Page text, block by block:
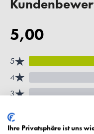
Ihre Privatsphäre ist uns